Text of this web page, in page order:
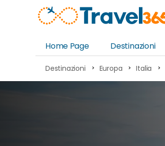
Home Page
Destinazioni
Europa
Destinazioni Europa Italia